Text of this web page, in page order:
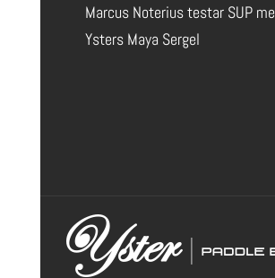
Marcus Noterius testar SUP
Ysters Maya Sergel